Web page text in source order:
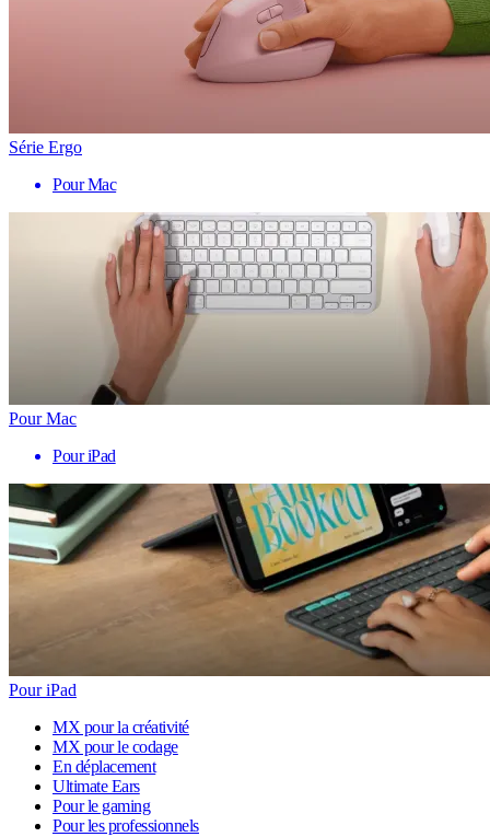
Série Ergo
Pour Mac
Pour Mac
Pour iPad
Pour iPad
MX pour la créativité
MX pour le codage
En déplacement
Ultimate Ears
Pour le gaming
Pour les professionnels